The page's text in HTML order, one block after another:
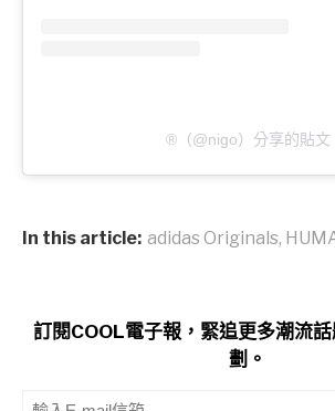
®（@nigo）分享的貼文
In this article: adidas Originals,
訂閱COOL電子報，緊追更多潮流
劃。